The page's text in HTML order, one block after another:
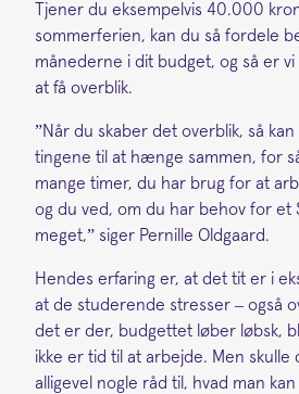
Tjener du eksempelvis 40.000
sommerferien, kan du så fordele
månederne i dit budget, og så er
at få overblik.
”Når du skaber det overblik, så
tingene til at hænge sammen, for
mange timer, du har brug for at
og du ved, om du har behov for et
meget,” siger Pernille Oldgaard.
Hendes erfaring er, at det tit er i
at de studerende stresser – også
det er der, budgettet løber løbsk,
ikke er tid til at arbejde. Men skulle
alligevel nogle råd til, hvad man